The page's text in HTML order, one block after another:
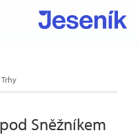
Trhy
Sněžníkem